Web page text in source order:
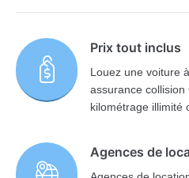
Prix tout inclus
Louez une voiture
assurance collision
kilométrage illimité
Agences de